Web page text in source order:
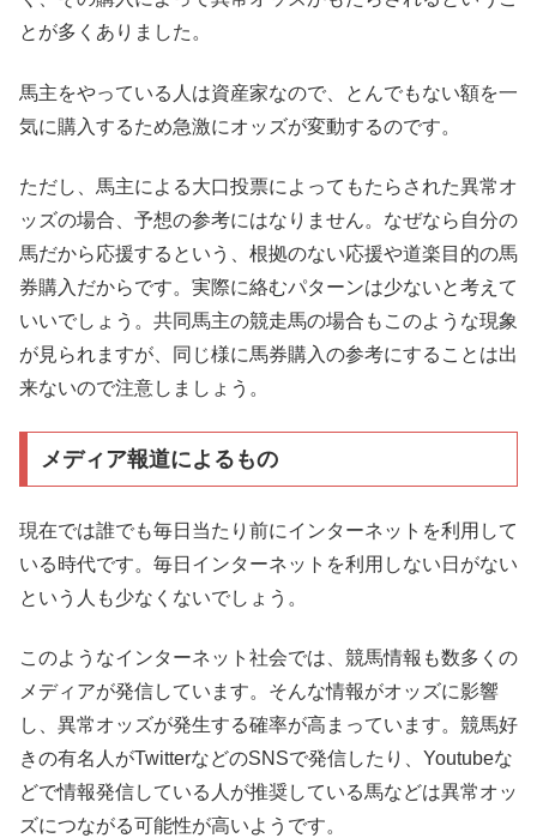
とが多くありました。
馬主をやっている人は資産家なので、とんでもない額を一
気に購入するため急激にオッズが変動するのです。
ただし、馬主による大口投票によってもたらされた異常オ
ッズの場合、予想の参考にはなりません。なぜなら自分の
馬だから応援するという、根拠のない応援や道楽目的の馬
券購入だからです。実際に絡むパターンは少ないと考えて
いいでしょう。共同馬主の競走馬の場合もこのような現象
が見られますが、同じ様に馬券購入の参考にすることは出
来ないので注意しましょう。
メディア報道によるもの
現在では誰でも毎日当たり前にインターネットを利用して
いる時代です。毎日インターネットを利用しない日がない
という人も少なくないでしょう。
このようなインターネット社会では、競馬情報も数多くの
メディアが発信しています。そんな情報がオッズに影響
し、異常オッズが発生する確率が高まっています。競馬好
きの有名人がTwitterなどのSNSで発信したり、Youtubeな
どで情報発信している人が推奨している馬などは異常オッ
ズにつながる可能性が高いようです。